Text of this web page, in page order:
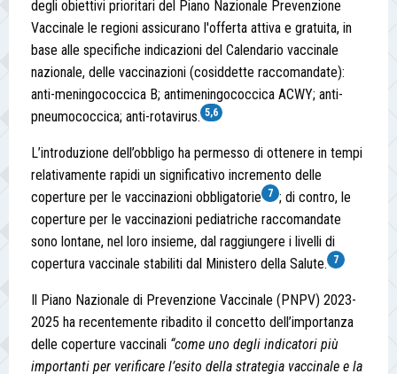
degli obiettivi prioritari del Piano Nazionale Prevenzione
Vaccinale le regioni assicurano l'offerta attiva e gratuita, in
base alle specifiche indicazioni del Calendario vaccinale
nazionale, delle vaccinazioni (cosiddette raccomandate):
anti-meningococcica B; antimeningococcica ACWY; anti-
pneumococcica; anti-rotavirus. 5,6
L’introduzione dell’obbligo ha permesso di ottenere in tempi
relativamente rapidi un significativo incremento delle
coperture per le vaccinazioni obbligatorie
7 ; di contro, le
coperture per le vaccinazioni pediatriche raccomandate
sono lontane, nel loro insieme, dal raggiungere i livelli di
copertura vaccinale stabiliti dal Ministero della Salute.
7
Il Piano Nazionale di Prevenzione Vaccinale (PNPV) 2023-
2025 ha recentemente ribadito il concetto dell’importanza
delle coperture vaccinali “come uno degli indicatori più
importanti per verificare l’esito della strategia vaccinale e la